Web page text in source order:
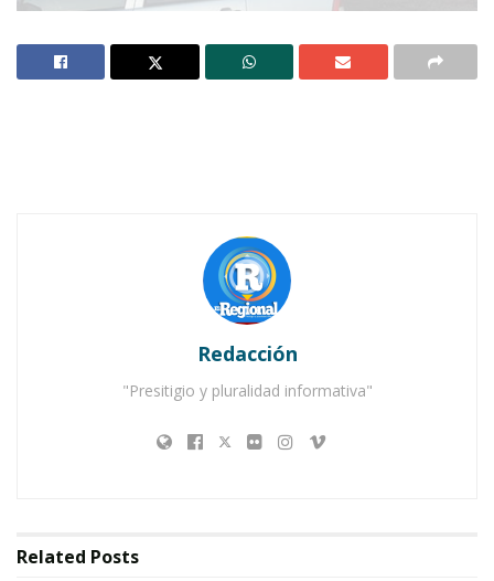
Ahuacatlán celebrá el día de Reyes con rosca y
Buena tarde taurina en Ahuacatlán
Redacción
"Presitigio y pluralidad informativa"
Related Posts